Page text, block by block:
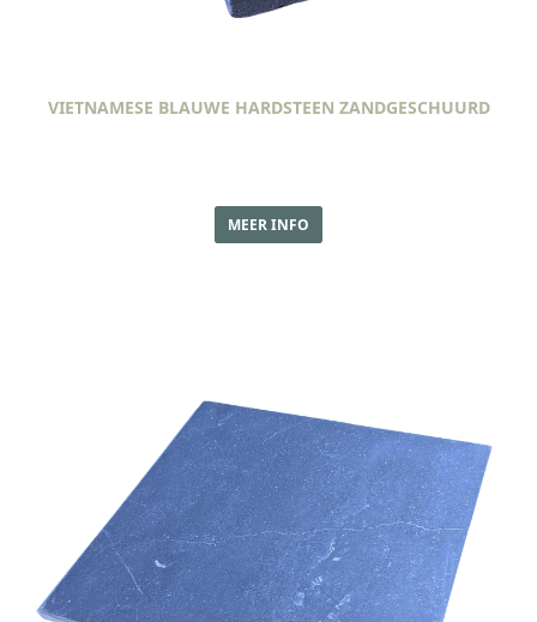
VIETNAMESE BLAUWE HARDSTEEN ZANDGESCHUURD
MEER INFO